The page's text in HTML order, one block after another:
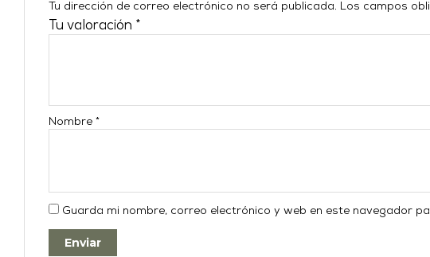
Tu dirección de correo electrónico no será publicada. Los campos
Tu valoración *
Nombre*
Guarda mi nombre, correo electrónico y web en este navegador